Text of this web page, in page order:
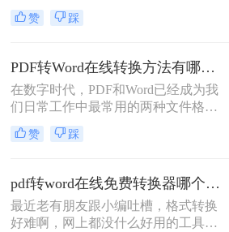
非常方便的工具。转转大师是一个在
线PDF转Word的工具，它可以帮助您
Word文件。那么pdf转word在线转换
怎么操作呢？在本文中，我们将详细
介绍如何使用转转大师进行PDF转
Word操作。
赞 踩
PDF转Word在线转换方法有哪些？分享四种简单高效的工具！
在数字时代，PDF和Word已经成为我
们日常工作中最常用的两种文件格
式。然而，有时我们需要将PDF文件
转换为Word格式，以便更好地编辑、
介绍四种简单高效的PDF转Word在线
转换方法，帮助您轻松完成文件格式
的转换。
赞 踩
pdf转word在线免费转换器哪个好用？试试这三款转换工具！
最近老有朋友跟小编吐槽，格式转换
好难啊，网上都没什么好用的工具，